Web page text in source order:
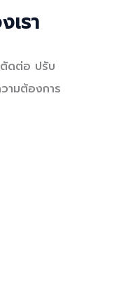
เรา
ดต่อ ปรับ
ามต้องการ